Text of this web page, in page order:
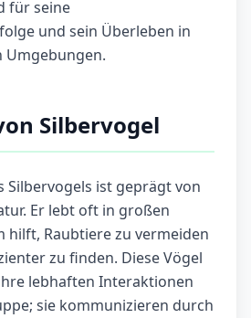
für seine
und sein Überleben in
Umgebungen.
Silbervogel
Silbervogels ist geprägt von
Er lebt oft in großen
hilft, Raubtiere zu vermeiden
zu finden. Diese Vögel
lebhaften Interaktionen
sie kommunizieren durch